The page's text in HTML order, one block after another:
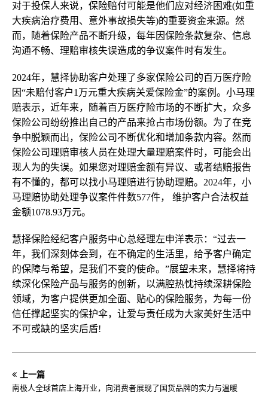
对于投保人来说，保险赔付可能是他们应对经济困难(如重
大疾病治疗费用、意外事故损失等)的重要资金来源。然
而，随着保险产品不断升级，每年因保险条款复杂、信息
沟通不畅、理赔审核失误造成的争议案件时有发生。
2024年，慧择协助客户处理了多家保险公司的百万医疗险
因“未赔付客户1万元重大疾病关爱保险金”的案例。小马理
赔表示，近年来，随着百万医疗险市场的不断扩大，众多
保险公司纷纷推出自己的产品来抢占市场份额。为了在竞
争中脱颖而出，保险公司不断优化和增加条款内容。然而
保险公司理赔审核人员在处理大量理赔案件时，可能会出
现人为的失误。如果您对理赔金额有异议、或者结赔报告
有不懂的，都可以找小马理赔进行协助理赔。2024年，小
马理赔协助处理争议案件件数577件， 维护客户合法权益
金额1078.93万元。
慧择保险经纪客户服务中心总经理左申洋表示：“过去一
年，我们深刻体会到，在不确定的生活里，给予客户确定
的保障与希望，是我们不变的使命。”展望未来，慧择将持
续深化保险产品与服务的创新，以满腔热忱持续深耕保险
领域，为客户提供更加全面、贴心的保险服务，为每一份
信任撑起坚实的保护伞，让爱与责任成为大家美好生活中
不可或缺的坚实后盾!
上一篇
南极人全球首店上海开业，向消费者展现了国货品牌的实力与温暖